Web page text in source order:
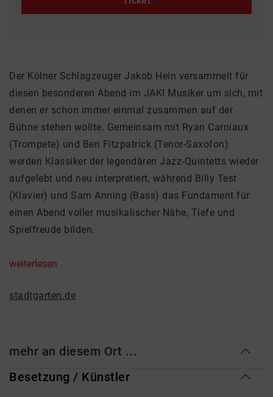
Der Kölner Schlagzeuger Jakob Hein versammelt für
diesen besonderen Abend im JAKI Musiker um sich, mit
denen er schon immer einmal zusammen auf der
Bühne stehen wollte. Gemeinsam mit Ryan Carniaux
(Trompete) und Ben Fitzpatrick (Tenor-Saxofon)
werden Klassiker der legendären Jazz-Quintetts wieder
aufgelebt und neu interpretiert, während Billy Test
(Klavier) und Sam Anning (Bass) das Fundament für
einen Abend voller musikalischer Nähe, Tiefe und
Spielfreude bilden.
weiterlesen
stadtgarten.de
mehr an diesem Ort ...
Besetzung / Künstler